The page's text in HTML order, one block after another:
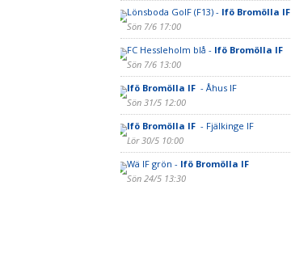
Lönsboda GoIF (F13) - Ifö Bromölla IF
Sön 7/6 17:00
FC Hessleholm blå - Ifö Bromölla IF
Sön 7/6 13:00
Ifö Bromölla IF - Åhus IF
Sön 31/5 12:00
Ifö Bromölla IF - Fjälkinge IF
Lör 30/5 10:00
Wä IF grön - Ifö Bromölla IF
Sön 24/5 13:30